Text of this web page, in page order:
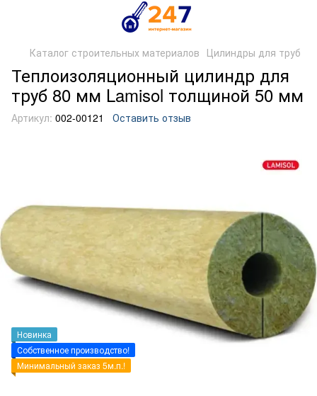
Каталог строительных материалов Цилиндры для труб
Теплоизоляционный цилиндр для
труб 80 мм Lamisol толщиной 50 мм
Артикул: 002-00121 Оставить отзыв
Новинка
Собственное производство!
Минимальный заказ 5м.п.!